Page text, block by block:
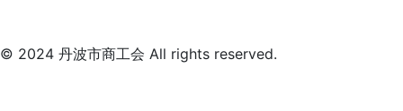
© 2024 丹波市商工会 All rights reserved.